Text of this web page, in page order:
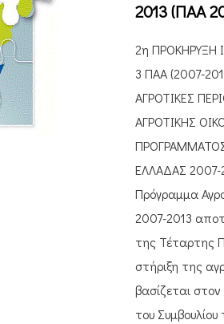
2013 (ΠΑΑ
2η ΠΡΟΚΗΡΥΞΗ
3 ΠΑΑ (2007-
ΑΓΡΟΤΙΚΕΣ
ΑΓΡΟΤΙΚΗΣ
ΕΛΛΑΔΑΣ 2007-
Πρόγραμμα
2007-2013
της Τέταρτης
στήριξη της
βασίζεται
του